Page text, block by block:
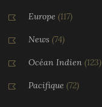
Europe (117)
News (74)
Océan Indien (123)
Pacifique (72)